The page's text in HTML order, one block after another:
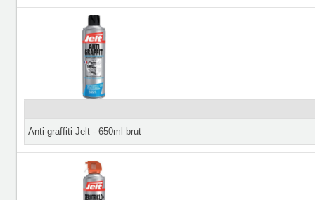
Anti-graffiti Jelt - 650ml brut